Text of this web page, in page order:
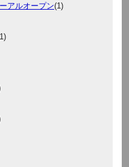
アルオープン(1)